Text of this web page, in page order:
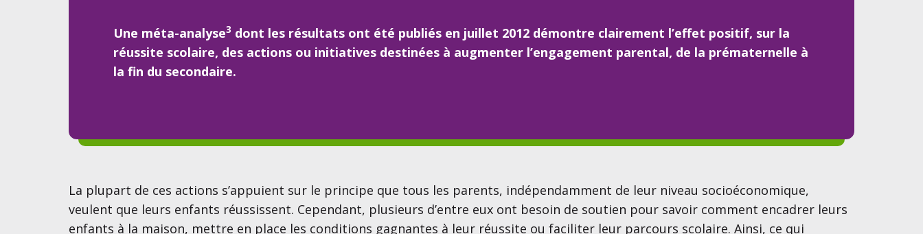
Une méta-analyse3 dont les résultats ont été publiés en juillet 2012 démontre clairement l’effet positif, sur la
réussite scolaire, des actions ou initiatives destinées à augmenter l’engagement parental, de la prématernelle à
la fin du secondaire.
La plupart de ces actions s’appuient sur le principe que tous les parents, indépendamment de leur niveau socioéconomique,
veulent que leurs enfants réussissent. Cependant, plusieurs d’entre eux ont besoin de soutien pour savoir comment encadrer leurs
enfants à la maison, mettre en place les conditions gagnantes à leur réussite ou faciliter leur parcours scolaire. Ainsi, ce qui